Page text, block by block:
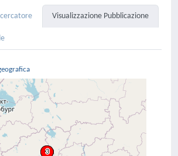
Visualizzazione Pubblicazione